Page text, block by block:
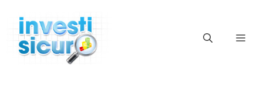
contenuto